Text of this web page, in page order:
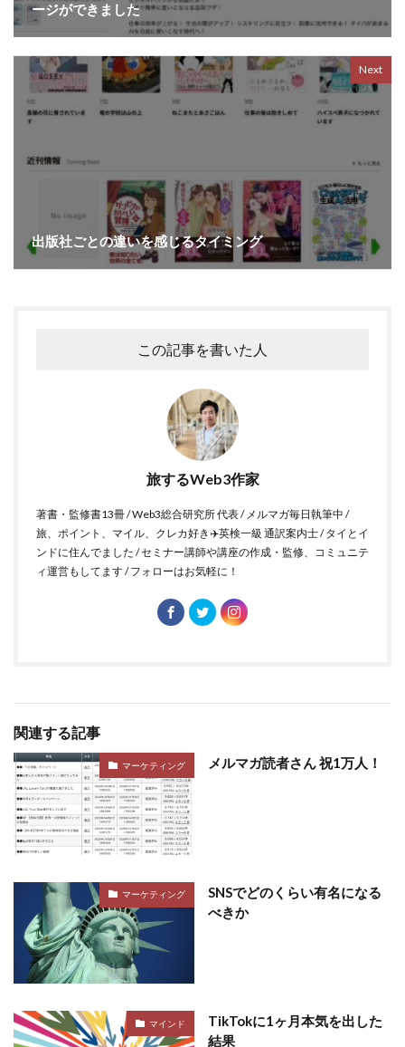
ージができました
Next
出版社ごとの違いを感じるタイミング
この記事を書いた人
旅するWeb3作家
著書・監修書13冊 / Web3総合研究所 代表 / メルマガ毎日執筆中 /
旅、ポイント、マイル、クレカ好き✈️英検一級 通訳案内士 / タイとイ
ンドに住んでました / セミナー講師や講座の作成・監修、コミュニテ
ィ運営もしてます / フォローはお気軽に！
関連する記事
マーケティング メルマガ読者さん 祝1万人！
マーケティング
SNSでどのくらい有名になる
べきか
マインド
TikTokに1ヶ月本気を出した
結果